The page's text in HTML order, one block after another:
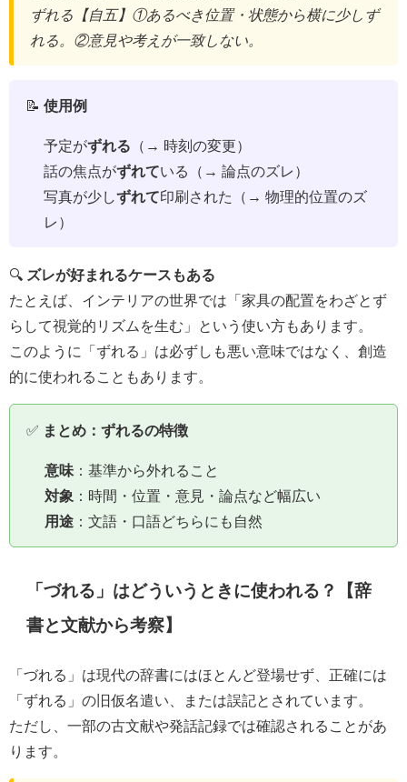
ずれる【自五】①あるべき位置・状態から横に少しず
れる。②意見や考えが一致しない。
📝 使用例
予定がずれる （→ 時刻の変更）
話の焦点がずれている（→ 論点のズレ）
写真が少し ずれて印刷された（→ 物理的位置のズ
レ）
🔍 ズレが好まれるケースもある
たとえば、インテリアの世界では「家具の配置をわざとず
らして視覚的リズムを生む」という使い方もあります。
このように「ずれる」は必ずしも悪い意味ではなく、創造
的に使われることもあります。
✅ まとめ：ずれるの特徴
意味 ：基準から外れること
対象 ：時間・位置・意見・論点など幅広い
用途 ：文語・口語どちらにも自然
「づれる」はどういうときに使われる？【辞
書と文献から考察】
「づれる」は現代の辞書にはほとんど登場せず、正確には
「ずれる」の旧仮名遣い、または誤記とされています。
ただし、一部の古文献や発話記録では確認されることがあ
ります。